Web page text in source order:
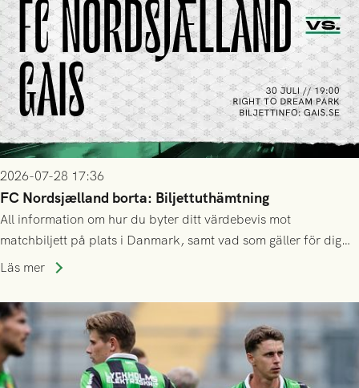
2026-07-28 17:36
FC Nordsjælland borta: Biljettuthämtning
All information om hur du byter ditt värdebevis mot
matchbiljett på plats i Danmark, samt vad som gäller för dig
som står på reservlista eller fått förhinder.
Läs mer